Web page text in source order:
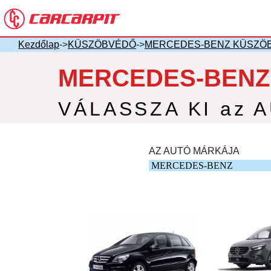
Kezdőlap->KÜSZÖBVÉDŐ->MERCEDES-BENZ
MERCEDES-
VÁLASSZA KI az
AZ AUTÓ MÁRKÁJA